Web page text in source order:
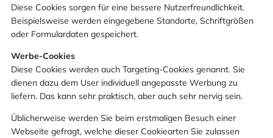
Diese Cookies sorgen für eine bessere Nutzerfreundlichkeit.
Beispielsweise werden eingegebene Standorte, Schriftgrößen
oder Formulardaten gespeichert.
Werbe-Cookies
Diese Cookies werden auch Targeting-Cookies genannt. Sie
dienen dazu dem User individuell angepasste Werbung zu
liefern. Das kann sehr praktisch, aber auch sehr nervig sein.
Üblicherweise werden Sie beim erstmaligen Besuch einer
Webseite gefragt, welche dieser Cookiearten Sie zulassen